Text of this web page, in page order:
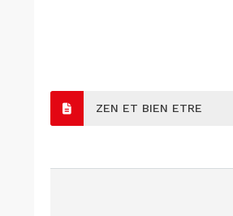
ZEN ET BIEN ETRE